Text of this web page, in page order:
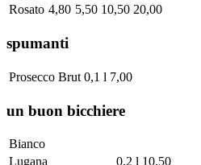
Rosato 4,80 5,50 10,50 20,00
spumanti
Prosecco Brut 0,1 l 7,00
un buon bicchiere
Bianco
Lugana
0,2 l 10,50